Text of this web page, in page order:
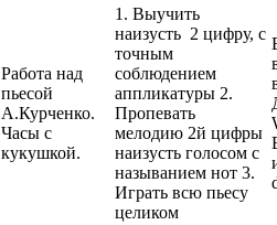
Работа над
пьесой
А.Курченко.
Часы с
кукушкой.
1. Выучить
наизусть 2 цифру, с
точным
соблюдением
аппликатуры 2.
Пропевать
мелодию 2й цифры
наизусть голосом с
называнием нот 3.
Играть всю пьесу
целиком